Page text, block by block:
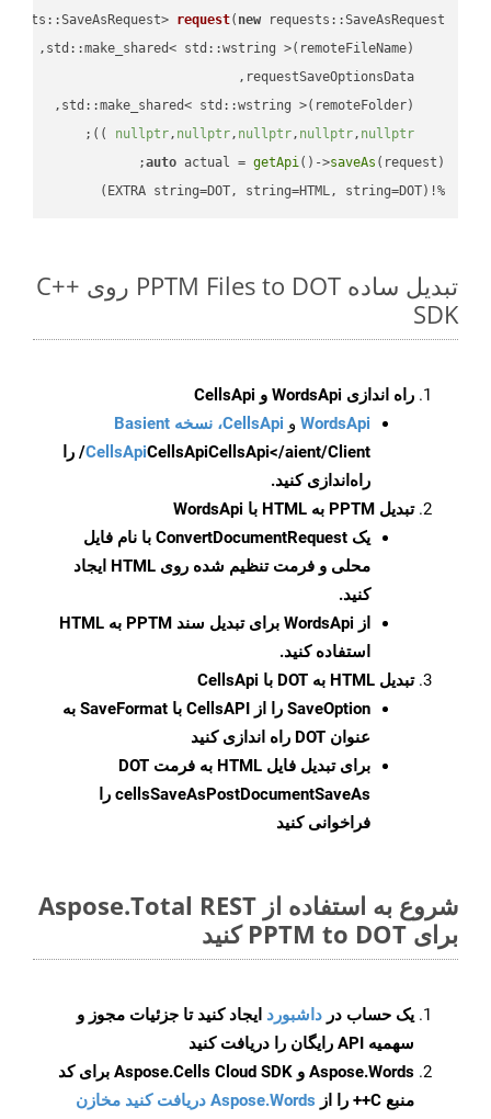
request( new
nullptr, nullptr, nullptr, nullptr, nullptr
))
;
auto actual = getApi()->saveAs
%!(EXTRA string=DOT, string=HTML, string=DOT)
تبدیل ساده PPTM Files to DOT روی C++
SDK
راه اندازی WordsApi و CellsApi
WordsApi و CellsApi، نسخه Basient
CellsApiCellsApi
CellsApi</aient/Client/ را
راه‌اندازی کنید.
تبدیل PPTM به HTML با WordsApi
یک ConvertDocumentRequest با نام فایل
محلی و فرمت تنظیم شده روی HTML ایجاد
کنید.
از WordsApi برای تبدیل سند PPTM به HTML
استفاده کنید.
تبدیل HTML به DOT با CellsApi
SaveOption
را از CellsAPI با SaveFormat به
عنوان DOT راه اندازی کنید
برای تبدیل فایل HTML به فرمت
DOT
cellsSaveAsPostDocumentSaveAs را
فراخوانی کنید
شروع به استفاده از Aspose.Total REST
برای PPTM to DOT کنید
یک حساب در داشبورد ایجاد کنید تا جزئیات مجوز و
سهمیه API رایگان را دریافت کنید
Aspose.Words و Aspose.Cells Cloud SDK برای کد
منبع C++ را از
Aspose.Words دریافت کنید مخازن